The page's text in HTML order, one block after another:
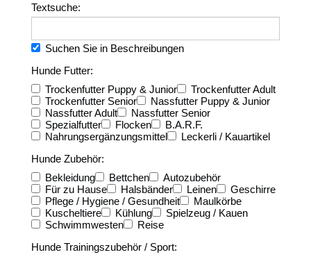
Textsuche:
Suchen Sie in Beschreibungen
Hunde Futter:
Trockenfutter Puppy & Junior
Trockenfutter Adult
Trockenfutter Senior
Nassfutter Puppy & Junior
Nassfutter Adult
Nassfutter Senior
Spezialfutter
Flocken
B.A.R.F.
Nahrungsergänzungsmittel
Leckerli / Kauartikel
Hunde Zubehör:
Bekleidung
Bettchen
Autozubehör
Für zu Hause
Halsbänder Leinen
Geschirre
Pflege / Hygiene / Gesundheit
Maulkörbe
Kuscheltiere
Kühlung
Spielzeug / Kauen
Schwimmwesten
Reise
Hunde Trainingszubehör / Sport: